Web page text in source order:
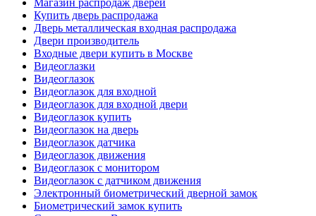
Магазин распродаж дверей
Купить дверь распродажа
Дверь металлическая входная распродажа
Двери производитель
Входные двери купить в Москве
Видеоглазки
Видеоглазок
Видеоглазок для входной
Видеоглазок для входной двери
Видеоглазок купить
Видеоглазок на дверь
Видеоглазок датчика
Видеоглазок движения
Видеоглазок с монитором
Видеоглазок с датчиком движения
Электронный биометрический дверной замок
Биометрический замок купить